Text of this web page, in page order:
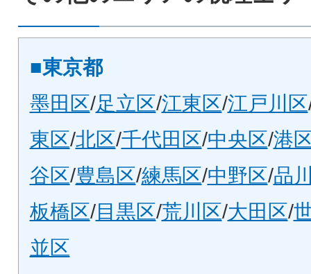
■東京都
墨田区/足立区/江東区/江戸川区
東区/北区/千代田区/中央区/港
谷区/豊島区/練馬区/中野区/品
板橋区/目黒区/荒川区/大田区/
並区